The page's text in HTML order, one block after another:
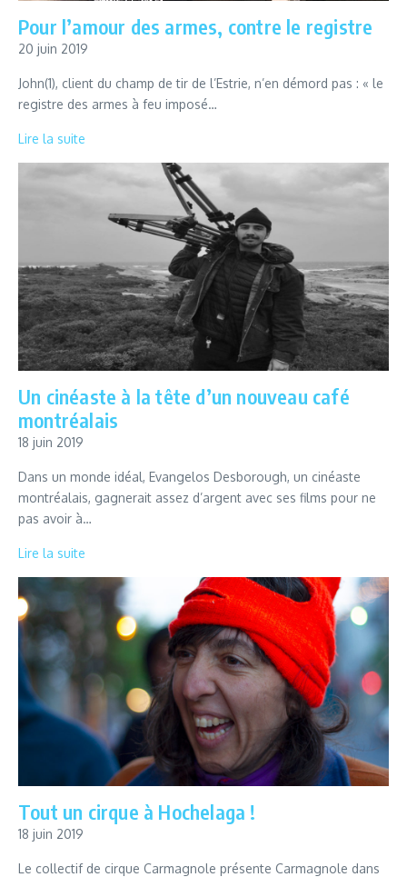
Pour l’amour des armes, contre le registre
20 juin 2019
John(1), client du champ de tir de l’Estrie, n’en démord pas : « le
registre des armes à feu imposé…
Lire la suite
Un cinéaste à la tête d’un nouveau café
montréalais
18 juin 2019
Dans un monde idéal, Evangelos Desborough, un cinéaste
montréalais, gagnerait assez d’argent avec ses films pour ne
pas avoir à…
Lire la suite
Tout un cirque à Hochelaga !
18 juin 2019
Le collectif de cirque Carmagnole présente Carmagnole dans